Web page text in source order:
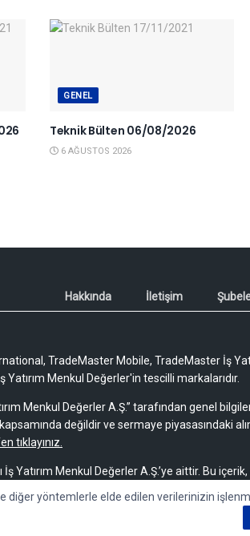
GENEL
Teknik Bülten 06/08/2026
6 AĞUSTOS 2026
Hakkında İletişim
TradeMaster Mobile, TradeMaster İş
Yatırım Menkul Değerler'in tescilli markalarıdır.
Menkul Değerler A.Ş.” tarafından genel
değildir ve sermaye piyasasındaki
tıklayınız.
Yatırım Menkul Değerler A.Ş.’ye aittir. Bu
çoğaltılamaz, dağıtılamaz, yayımlanamaz
yöntemlerle elde edilen verilerinizin